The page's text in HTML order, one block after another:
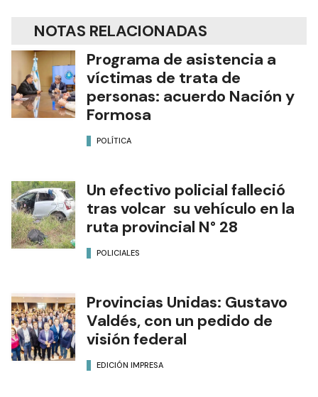
NOTAS RELACIONADAS
Programa de asistencia a
víctimas de trata de
personas: acuerdo Nación y
Formosa
POLÍTICA
Un efectivo policial falleció
tras volcar su vehículo en la
ruta provincial N° 28
POLICIALES
Provincias Unidas: Gustavo
Valdés, con un pedido de
visión federal
EDICIÓN IMPRESA